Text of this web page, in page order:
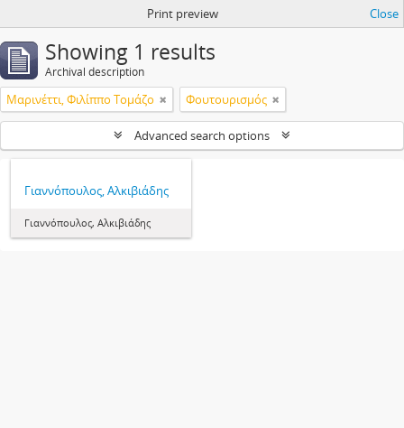
Print preview Close
Showing 1 results
Archival description
Μαρινέττι, Φιλίππο Τομάζο Φουτουρισμός
Advanced search options
Γιαννόπουλος, Αλκιβιάδης
Γιαννόπουλος, Αλκιβιάδης